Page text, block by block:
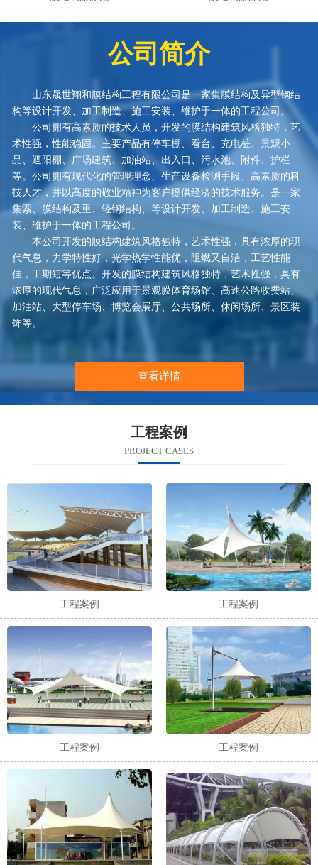
公司简介
山东晟世翔和膜结构工程有限公司是一家集膜结构及异型钢结
构等设计开发、加工制造、施工安装、维护于一体的工程公司。
公司拥有高素质的技术人员，开发的膜结构建筑风格独特，艺
术性强，性能稳固。主要产品有停车棚、看台、充电桩、景观小
品、遮阳棚、广场建筑、加油站、出入口、污水池、附件、护栏
等。公司拥有现代化的管理理念、生产设备检测手段、高素质的科
技人才，并以高度的敬业精神为客户提供经济的技术服务。是一家
集索、膜结构及重、轻钢结构、等设计开发、加工制造、施工安
装、维护于一体的工程公司。
本公司开发的膜结构建筑风格独特，艺术性强，具有浓厚的现
代气息，力学特性好，光学热学性能优，阻燃又自洁，工艺性能
佳，工期短等优点。开发的膜结构建筑风格独特，艺术性强，具有
浓厚的现代气息，广泛应用于景观膜体育场馆、高速公路收费站、
加油站、大型停车场、博览会展厅、公共场所、休闲场所、景区装
饰等。
查看详情
工程案例
PROJECT CASES
工程案例 工程案例
工程案例 工程案例